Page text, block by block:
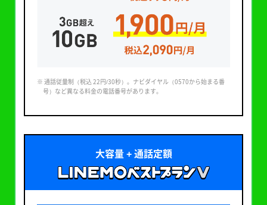
※ 通話従量制（税込 22円/30秒）。ナビダイヤル（0570から始まる番
号）など異なる料金の電話番号があります。
大容量 + 通話定額